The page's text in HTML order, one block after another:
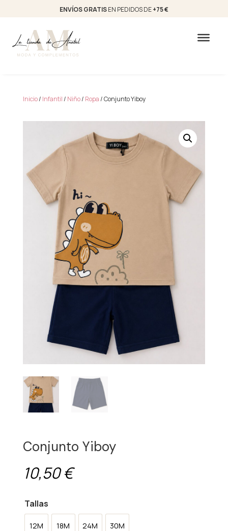
ENVÍOS GRATISEN PEDIDOS DE+75 €
Inicio/ Infantil/ Niño/ Ropa/ Conjunto Yiboy
Conjunto Yiboy
10,50€
Tallas
12M 18M 24M 30M